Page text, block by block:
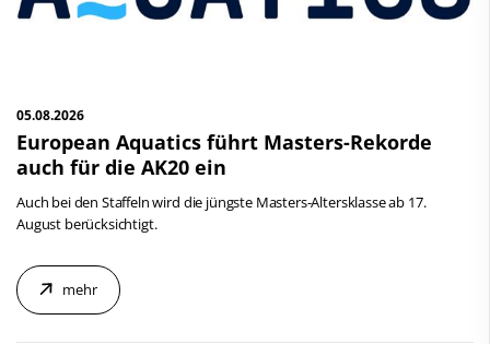
05.08.2026
European Aquatics führt Masters-Rekorde
auch für die AK20 ein
Auch bei den Staffeln wird die jüngste Masters-Altersklasse ab 17.
August berücksichtigt.
mehr
Schwimmen
Wasserball
Synchronschwimmen
Service
Wasserspringen
Kontakt
Korbacher Straße 93
D-34132 Kassel
Fax: +49 561 94083-15
info@dsv.de